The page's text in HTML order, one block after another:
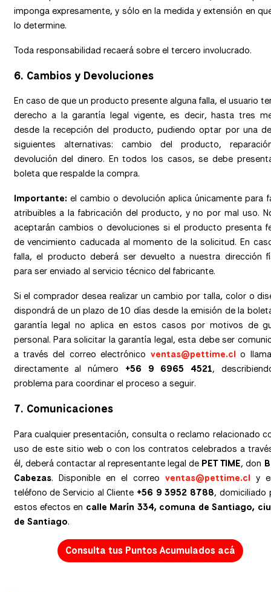
imponga expresamente, y sólo en la medida y extensión en
lo determine.
Toda responsabilidad recaerá sobre el tercero involucrado.
6. Cambios y Devoluciones
En caso de que un producto presente alguna falla, el usuario
derecho a la garantía legal vigente, es decir, hasta tres
desde la recepción del producto, pudiendo optar por una
siguientes alternativas: cambio del producto,
devolución del dinero. En todos los casos, se debe
boleta que respalde la compra.
Importante: el cambio o devolución aplica únicamente para
atribuibles a la fabricación del producto, y no por mal uso.
aceptarán cambios o devoluciones si el producto presenta
de vencimiento caducada al momento de la solicitud. En
falla, el producto deberá ser devuelto a nuestra dirección
para ser enviado al servicio técnico del fabricante.
Si el comprador desea realizar un cambio por talla, color o
dispondrá de un plazo de 10 días desde la emisión de la
garantía legal no aplica en estos casos por motivos de
personal. Para solicitar la garantía legal, esta debe ser
a través del correo electrónico ventas@pettime.cl o
directamente al número +56 9 6965 4521,
problema para coordinar el proceso a seguir.
7. Comunicaciones
Para cualquier presentación, consulta o reclamo relacionado
uso de este sitio web o con los contratos celebrados a
él, deberá contactar al representante legal de PET TIME, don
Cabezas. Disponible en el correo ventas@pettime.cl y
teléfono de Servicio al Cliente +56 9 3952 8788, domiciliado
estos efectos en calle Marín 334, comuna de Santiago,
de Santiago.
Consulta tus Puntos Acumulados acá